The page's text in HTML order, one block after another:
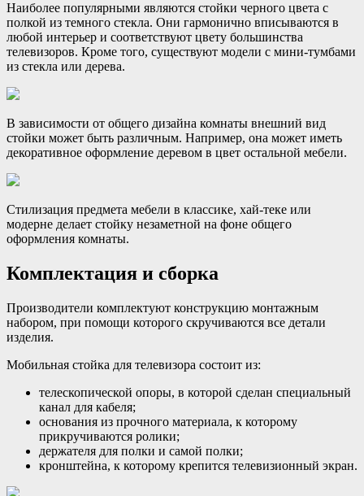
Наиболее популярными являются стойки черного цвета с
полкой из темного стекла. Они гармонично вписываются в
любой интерьер и соответствуют цвету большинства
телевизоров. Кроме того, существуют модели с мини-тумбами
из стекла или дерева.
В зависимости от общего дизайна комнаты внешний вид
стойки может быть различным. Например, она может иметь
декоративное оформление деревом в цвет остальной мебели.
Стилизация предмета мебели в классике, хай-теке или
модерне делает стойку незаметной на фоне общего
оформления комнаты.
Комплектация и сборка
Производители комплектуют конструкцию монтажным
набором, при помощи которого скручиваются все детали
изделия.
Мобильная стойка для телевизора состоит из:
телескопической опоры, в которой сделан специальный
канал для кабеля;
основания из прочного материала, к которому
прикручиваются ролики;
держателя для полки и самой полки;
кронштейна, к которому крепится телевизионный экран.